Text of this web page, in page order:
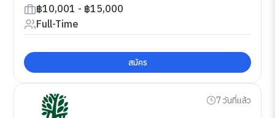
฿10,001 - ฿15,000
Full-Time
สมัคร
7 วันที่แล้ว